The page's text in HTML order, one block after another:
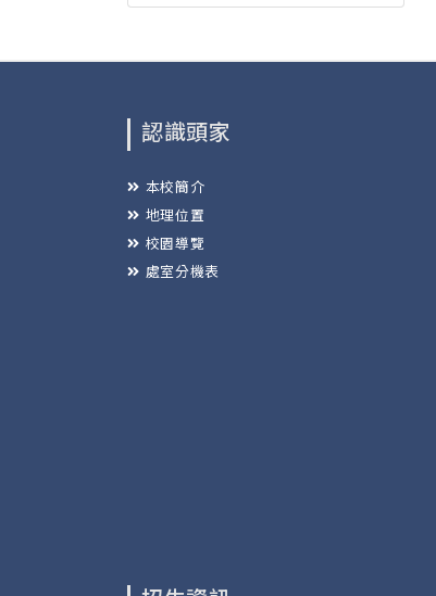
認識頭家
本校簡介
地理位置
校園導覽
處室分機表